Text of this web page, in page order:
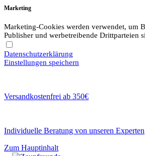
Marketing
Marketing-Cookies werden verwendet, um
Publisher und werbetreibende Drittparteien
Datenschutzerklärung
Einstellungen speichern
Versandkostenfrei ab 350€
Individuelle Beratung von unseren Experten
Zum Hauptinhalt